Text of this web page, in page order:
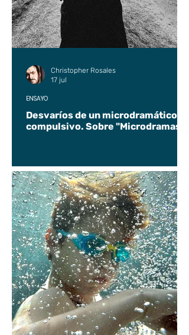
Desvaríos de un microdramático
compulsivo. Sobre "Microdramas".
ENSAYO
Christopher Rosales
17 jul